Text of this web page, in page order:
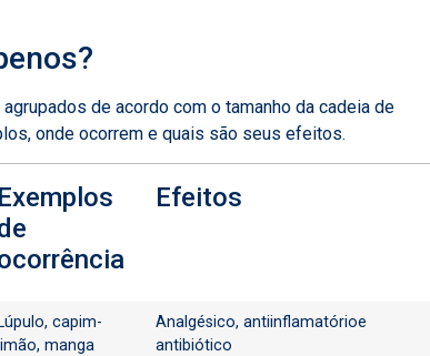
de acordo com o tamanho da cadeia de
onde ocorrem e quais são seus efeitos.
Exemplos
Efeitos
Lúpulo, capim-
limão, manga
Analgésico, antiinflamatórioe
antibiótico